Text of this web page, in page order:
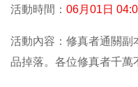
活動時間： 06月01日
活動內容：修真者通關副
品掉落。各位修真者千萬